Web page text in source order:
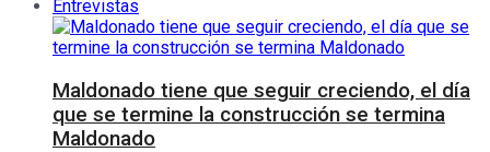
Entrevistas
Maldonado tiene que seguir creciendo, el día
que se termine la construcción se termina
Maldonado